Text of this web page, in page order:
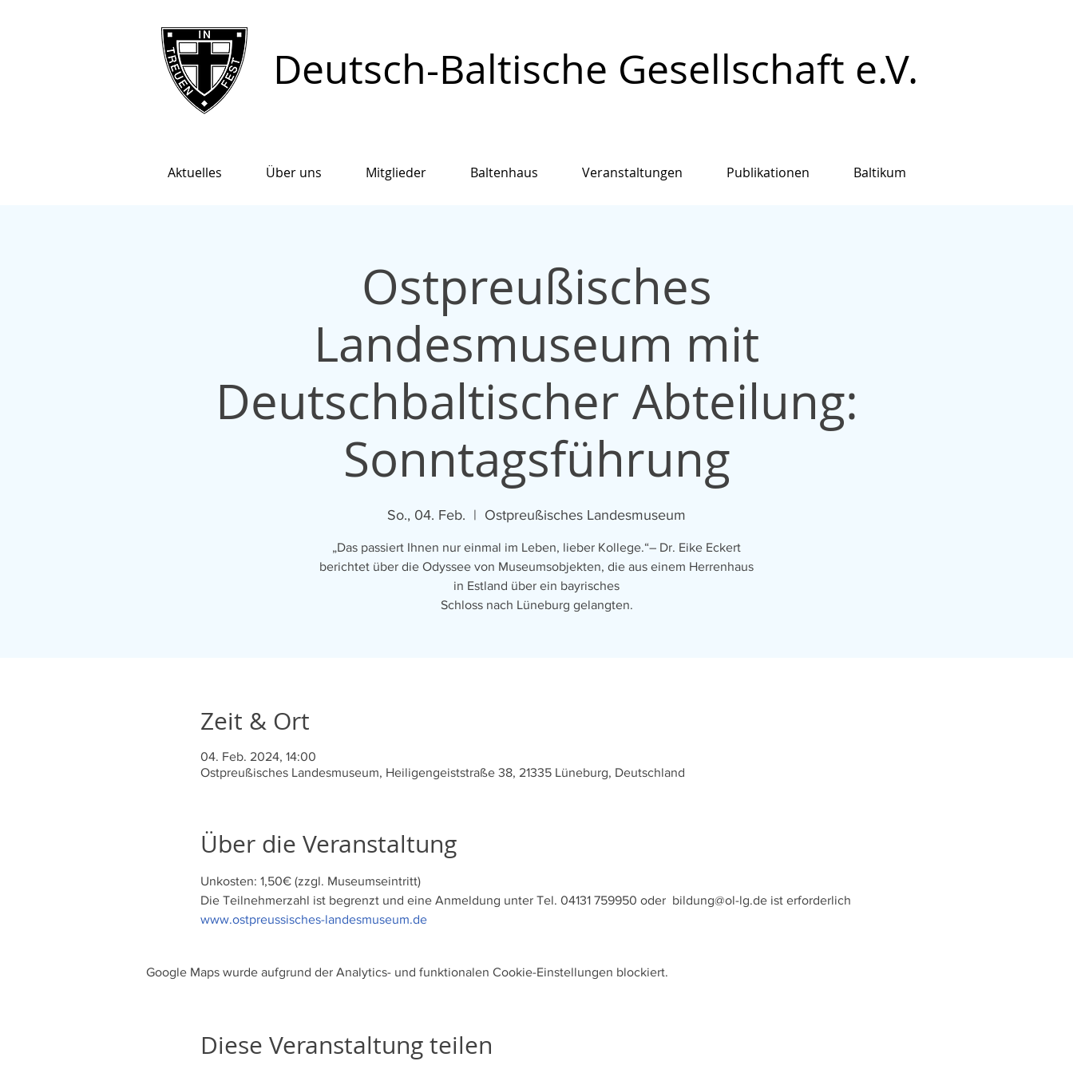
Deutsch-Baltische Gesellschaft e.V.
Aktuelles Über uns Mitglieder Baltenhaus Veranstaltungen Publikationen Baltikum
Ostpreußisches
Landesmuseum mit
Deutschbaltischer Abteilung:
Sonntagsführung
So., 04. Feb.
  |
Ostpreußisches Landesmuseum
„Das passiert Ihnen nur einmal im Leben, lieber Kollege.“– Dr. Eike Eckert
berichtet über die Odyssee von Museumsobjekten, die aus einem Herrenhaus
in Estland über ein bayrisches
Schloss nach Lüneburg gelangten.
Zeit & Ort
04. Feb. 2024, 14:00
Ostpreußisches Landesmuseum, Heiligengeiststraße 38, 21335 Lüneburg, Deutschland
Über die Veranstaltung
Unkosten: 1,50€ (zzgl. Museumseintritt)
Die Teilnehmerzahl ist begrenzt und eine Anmeldung unter Tel. 04131 759950 oder  bildung@ol-lg.de ist erforderlich
www.ostpreussisches-landesmuseum.de
Google Maps wurde aufgrund der Analytics- und funktionalen Cookie-Einstellungen blockiert.
Diese Veranstaltung teilen